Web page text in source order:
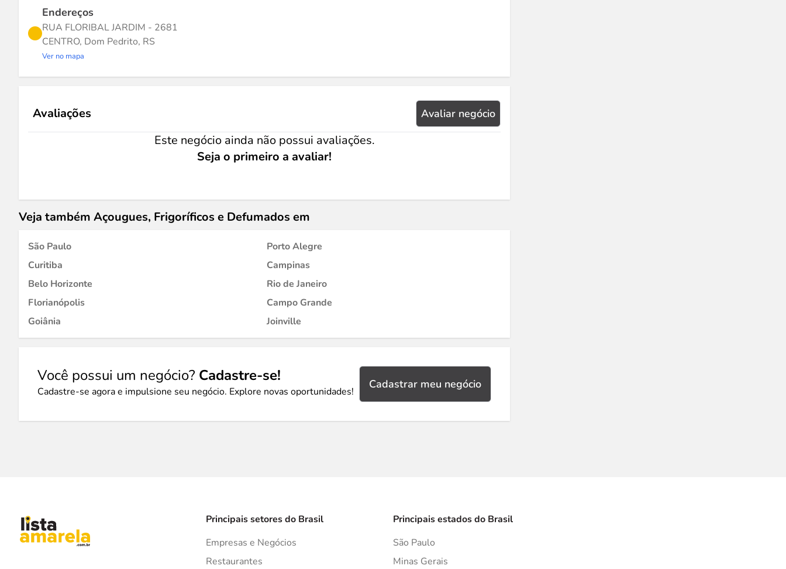
Endereços
RUA FLORIBAL JARDIM - 2681
CENTRO, Dom Pedrito, RS
Ver no mapa
Avaliações Avaliar negócio
Este negócio ainda não possui avaliações.
Seja o primeiro a avaliar!
Veja também Açougues, Frigoríficos e Defumados em
São Paulo
Porto Alegre
Curitiba
Campinas
Belo Horizonte
Rio de Janeiro
Florianópolis
Campo Grande
Goiânia
Joinville
Você possui um negócio? Cadastre-se!
Cadastre-se agora e impulsione seu negócio. Explore novas oportunidades!
Cadastrar meu negócio
Principais setores do Brasil
Empresas e Negócios
Restaurantes
Principais estados do Brasil
São Paulo
Minas Gerais